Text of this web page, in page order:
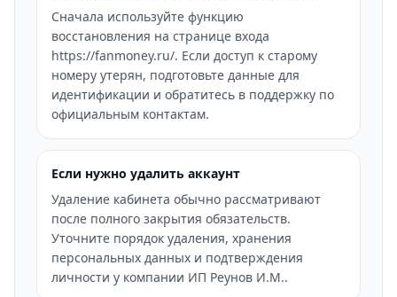
Сначала используйте функцию
восстановления на странице входа
https://fanmoney.ru/. Если доступ к старому
номеру утерян, подготовьте данные для
идентификации и обратитесь в поддержку по
официальным контактам.
Если нужно удалить аккаунт
Удаление кабинета обычно рассматривают
после полного закрытия обязательств.
Уточните порядок удаления, хранения
персональных данных и подтверждения
личности у компании ИП Реунов И.М..